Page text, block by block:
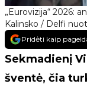
„Eurovizija“ 2026:
Kalinsko / Delfi
Pridėti kaip
Sekmadienį
šventė, čia